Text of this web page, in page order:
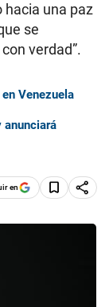
hacia una paz
se
verdad”.
Venezuela
anunciará
en